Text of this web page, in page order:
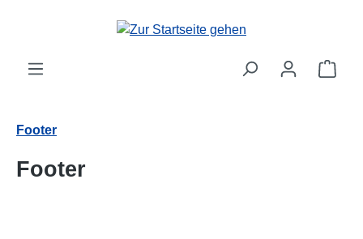
Zum Hauptinhalt springen
Footer
Footer